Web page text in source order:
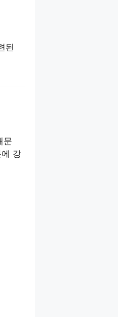
된
문
강